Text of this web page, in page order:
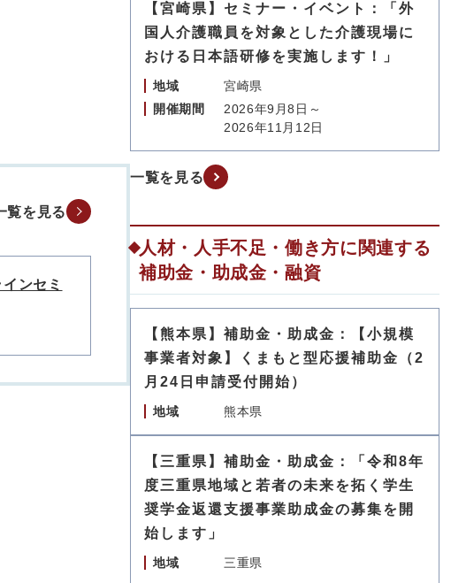
覧を見る
ンセミ
【宮崎県】セミナー・イベント：「外
国人介護職員を対象とした介護現場に
おける日本語研修を実施します！」
地域
宮崎県
開催期間
2026年9月8日～
2026年11月12日
一覧を見る
人材・人手不足・働き方に関連する
補助金・助成金・融資
【熊本県】補助金・助成金：【小規模
事業者対象】くまもと型応援補助金（2
月24日申請受付開始）
地域 熊本県
【三重県】補助金・助成金：「令和8年
度三重県地域と若者の未来を拓く学生
奨学金返還支援事業助成金の募集を開
始します」
地域 三重県